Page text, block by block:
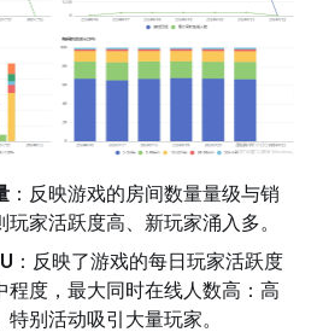
：反映游戏的房间数量量级与销
家活跃度高、新玩家涌入多。
：反映了游戏的每日玩家活跃度
程度，最大同时在线人数高：高
别活动吸引大量玩家。